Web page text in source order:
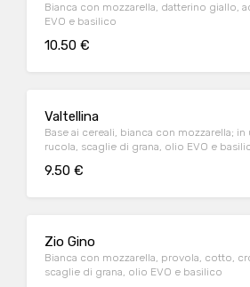
Bianca con mozzarella, datterino giallo,
EVO e basilico
10.50 €
Valtellina
Base ai cereali, bianca con mozzarella; in
rucola, scaglie di grana, olio EVO e
9.50 €
Zio Gino
Bianca con mozzarella, provola, cotto,
scaglie di grana, olio EVO e basilico